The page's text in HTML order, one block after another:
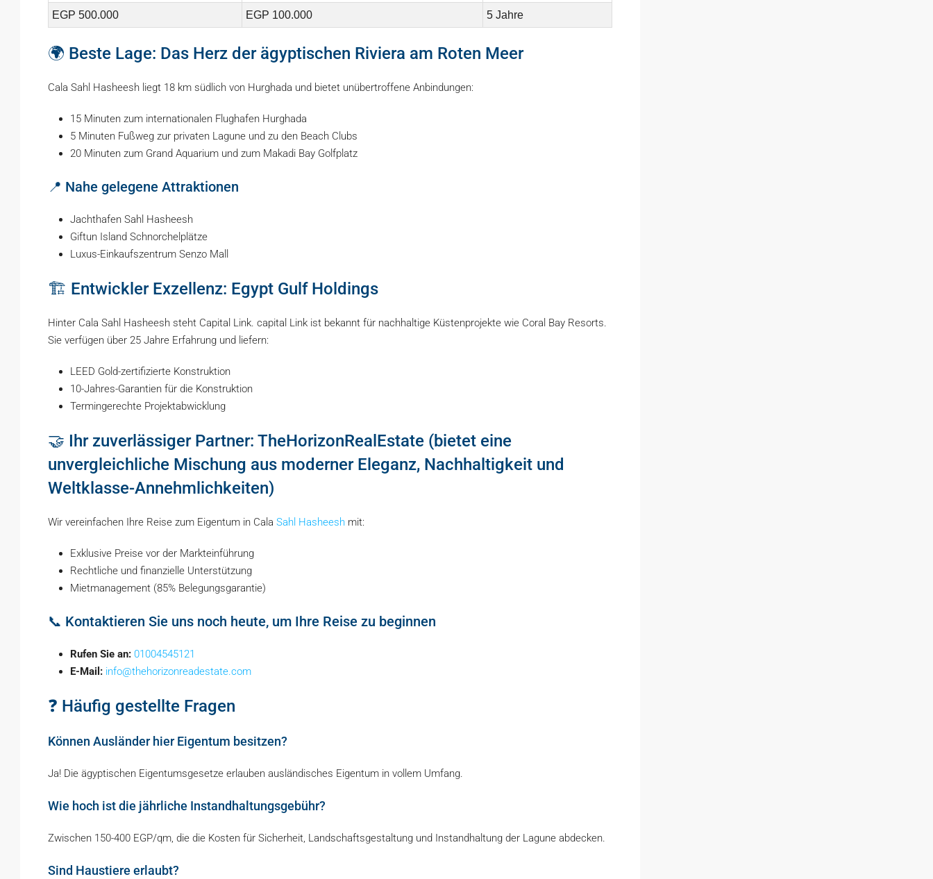
EGP 500.000 EGP 100.000 5 Jahre
🌍 Beste Lage: Das Herz der ägyptischen Riviera am Roten Meer
Cala Sahl Hasheesh liegt 18 km südlich von Hurghada und bietet unübertroffene Anbindungen:
15 Minuten zum internationalen Flughafen Hurghada
5 Minuten Fußweg zur privaten Lagune und zu den Beach Clubs
20 Minuten zum Grand Aquarium und zum Makadi Bay Golfplatz
📍 Nahe gelegene Attraktionen
Jachthafen Sahl Hasheesh
Giftun Island Schnorchelplätze
Luxus-Einkaufszentrum Senzo Mall
🏗️ Entwickler Exzellenz: Egypt Gulf Holdings
Hinter Cala Sahl Hasheesh steht Capital Link. capital Link ist bekannt für nachhaltige Küstenprojekte wie Coral Bay Resorts.
Sie verfügen über 25 Jahre Erfahrung und liefern:
LEED Gold-zertifizierte Konstruktion
10-Jahres-Garantien für die Konstruktion
Termingerechte Projektabwicklung
🤝 Ihr zuverlässiger Partner: TheHorizonRealEstate (bietet eine
unvergleichliche Mischung aus moderner Eleganz, Nachhaltigkeit und
Weltklasse-Annehmlichkeiten)
Wir vereinfachen Ihre Reise zum Eigentum in Cala Sahl Hasheesh mit:
Exklusive Preise vor der Markteinführung
Rechtliche und finanzielle Unterstützung
Mietmanagement (85% Belegungsgarantie)
📞 Kontaktieren Sie uns noch heute, um Ihre Reise zu beginnen
Rufen Sie an: 01004545121
E-Mail: info@thehorizonreadestate.com
❓ Häufig gestellte Fragen
Können Ausländer hier Eigentum besitzen?
Ja! Die ägyptischen Eigentumsgesetze erlauben ausländisches Eigentum in vollem Umfang.
Wie hoch ist die jährliche Instandhaltungsgebühr?
Zwischen 150-400 EGP/qm, die die Kosten für Sicherheit, Landschaftsgestaltung und Instandhaltung der Lagune abdecken.
Sind Haustiere erlaubt?